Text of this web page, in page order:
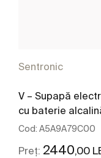
Sentronic
V – Supapă
cu baterie
Cod: A5A9A79C00
Preț: 2440,00